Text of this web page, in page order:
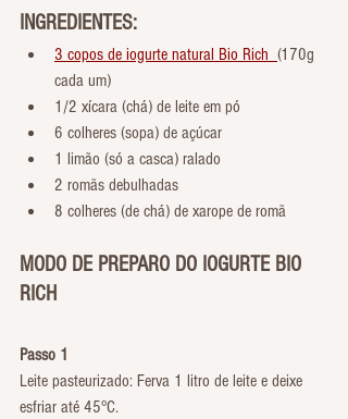
INGREDIENTES:
3 copos de iogurte natural Bio Rich (170g
cada um)
1/2 xícara (chá) de leite em pó
6 colheres (sopa) de açúcar
1 limão (só a casca) ralado
2 romãs debulhadas
8 colheres (de chá) de xarope de romã
MODO DE PREPARO DO IOGURTE BIO
RICH
Passo 1
Leite pasteurizado: Ferva 1 litro de leite e deixe
esfriar até 45°C.